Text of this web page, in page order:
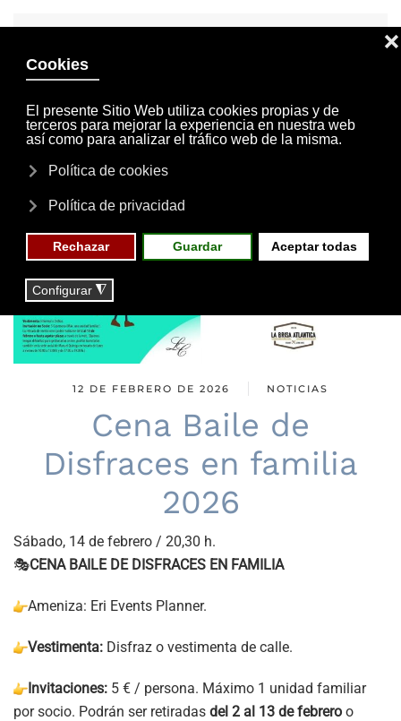
INVITACIONES
MI CUENTA
12 DE FEBRERO DE 2026 NOTICIAS
Cena Baile de
Disfraces en familia
2026
Sábado, 14 de febrero / 20,30 h.
🎭CENA BAILE DE DISFRACES EN FAMILIA
Ameniza: Eri Events Planner.
Vestimenta: Disfraz o vestimenta de calle.
Invitaciones: 5 € / persona. Máximo 1 unidad familiar
por socio. Podrán ser retiradas del 2 al 13 de febrero o